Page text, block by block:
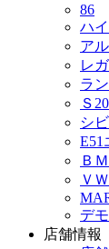
86
ハ
ア
レ
ラ
Ｓ
シ
E51
Ｂ
Ｖ
デ
店舗情報